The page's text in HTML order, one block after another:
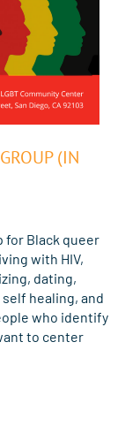
(IN
for Black queer
with HIV,
dating,
healing, and
who identify
to center